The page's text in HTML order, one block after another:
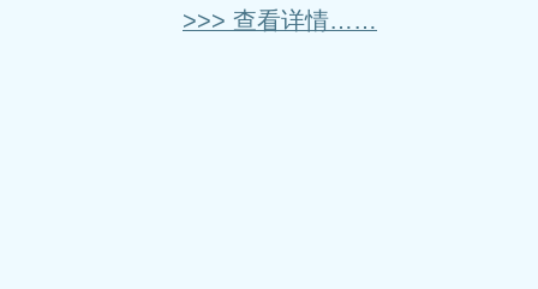
>>> 查看详情……